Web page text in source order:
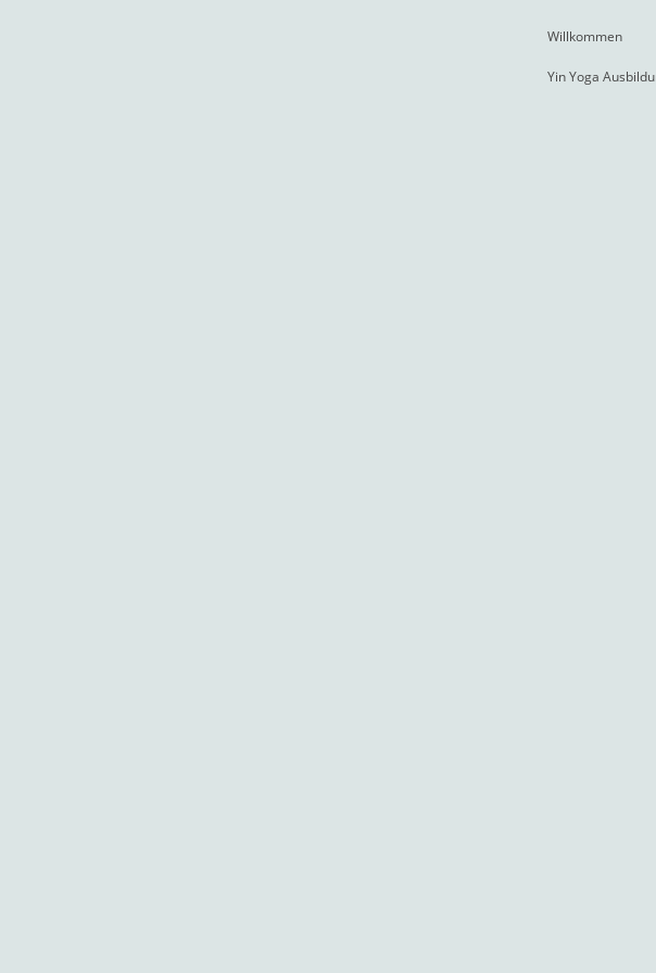
Willkommen
Yin Yoga